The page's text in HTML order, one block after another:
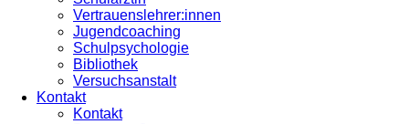
Vertrauenslehrer:innen
Jugendcoaching
Schulpsychologie
Bibliothek
Versuchsanstalt
Kontakt
Kontakt